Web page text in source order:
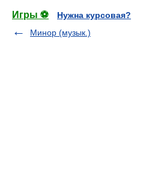
Игры ⚽
Нужна курсовая?
Минор (музык.)